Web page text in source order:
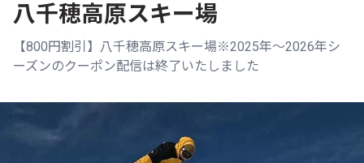
八千穂高原スキー場
【800円割引】八千穂高原スキー場※2025年～2026年シ
ーズンのクーポン配信は終了いたしました